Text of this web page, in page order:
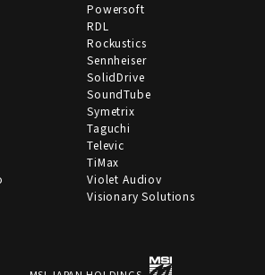
Powersoft
RDL
Rockustics
Sennheiser
SolidDrive
SoundTube
Symetrix
Taguchi
Televic
TiMax
Violet Audiov
Visionary Solutions